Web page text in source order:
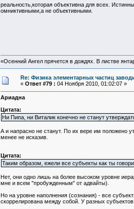
реальность,которая объективна для всех.
омниктивными,а не объективными.
«Осенний Ангел прячется в дождях. В листве
Re: Физика элементарных частиц
« Ответ #79 : 04 Ноября 2010, 01:02:07 »
Ариадна
Цитата:
Ни Пипа, ни Виталик конечно не станут
А и напрасно не станут. По их вере им положено
менее не исказив.
Цитата:
Таким образом, ежели все субъекты как ты
Нет, они одно лишь на более высоком уровне
мне и всем "пробужденным" от адвайты).
Но на уровне наполнения (сознания) - все
скоррелирована между собой. У разных